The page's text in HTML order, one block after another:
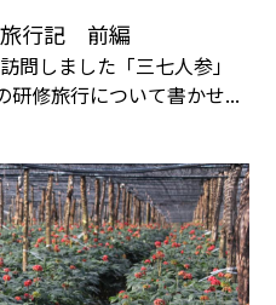
行記 前編
しました「三七人参」
研修旅行について書かせ...